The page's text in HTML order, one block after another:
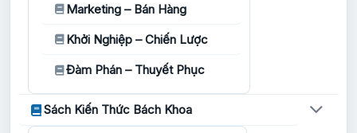
Marketing – Bán Hàng
Khởi Nghiệp – Chiến Lược
Đàm Phán – Thuyết Phục
Sách Kiến Thức Bách Khoa